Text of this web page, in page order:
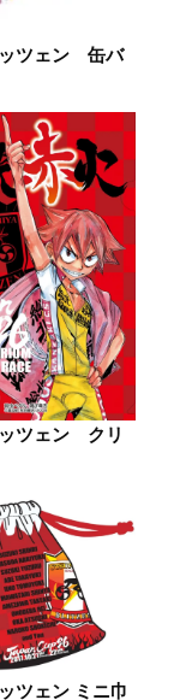
ッツェン 缶バ
ツェン クリ
ツェン ミニ巾